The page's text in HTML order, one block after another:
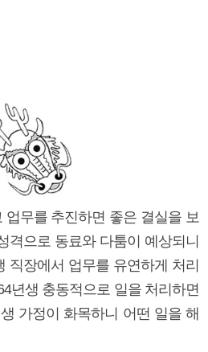
무를 추진하면 좋은 결실을 보
격으로 동료와 다툼이 예상되니
직장에서 업무를 유연하게 처리
년생 충동적으로 일을 처리하면
가정이 화목하니 어떤 일을 해